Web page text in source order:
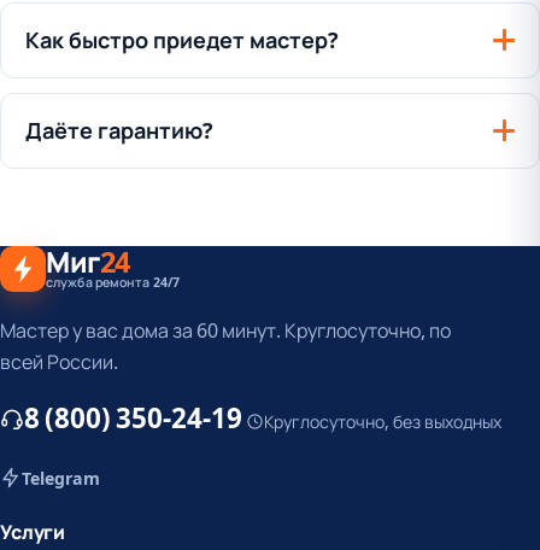
Как быстро приедет мастер?
Даёте гарантию?
Миг24
служба ремонта 24/7
Мастер у вас дома за 60 минут. Круглосуточно, по
всей России.
8 (800) 350-24-19 Круглосуточно, без выходных
Telegram
Услуги